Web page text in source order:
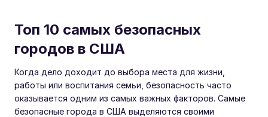
Топ 10 самых безопасных
городов в США
Когда дело доходит до выбора места для жизни,
работы или воспитания семьи, безопасность часто
оказывается одним из самых важных факторов. Самые
безопасные города в США выделяются своими